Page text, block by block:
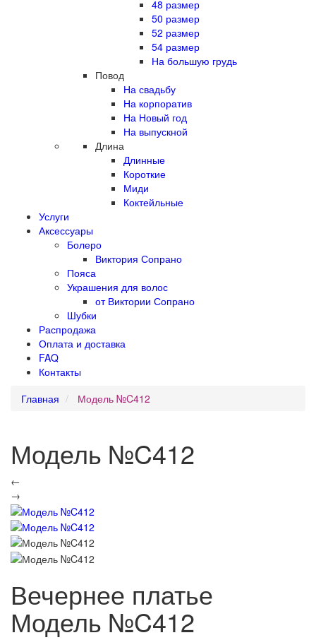
48 размер
50 размер
52 размер
54 размер
На большую грудь
Повод
На свадьбу
На корпоратив
На Новый год
На выпускной
Длина
Длинные
Короткие
Миди
Коктейльные
Услуги
Аксессуары
Болеро
Виктория Сопрано
Пояса
Украшения для волос
от Виктории Сопрано
Шубки
Распродажа
Оплата и доставка
FAQ
Контакты
Главная
Модель №C412
Модель №C412
←
→
Вечернее платье
Модель №C412